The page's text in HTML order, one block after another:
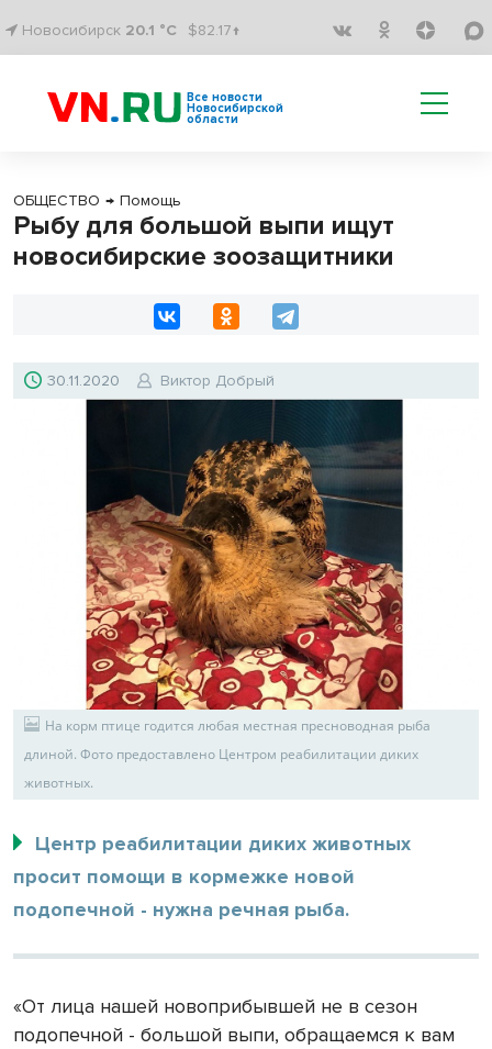
Новосибирск 20.1 °C $82.17↑
Все новости
Новосибирской
области
ОБЩЕСТВО → Помощь
Рыбу для большой выпи ищут
новосибирские зоозащитники
30.11.2020 Виктор Добрый
На корм птице годится любая местная пресноводная рыба
длиной. Фото предоставлено Центром реабилитации диких
животных.
Центр реабилитации диких животных
просит помощи в кормежке новой
подопечной - нужна речная рыба.
«От лица нашей новоприбывшей не в сезон
подопечной - большой выпи, обращаемся к вам